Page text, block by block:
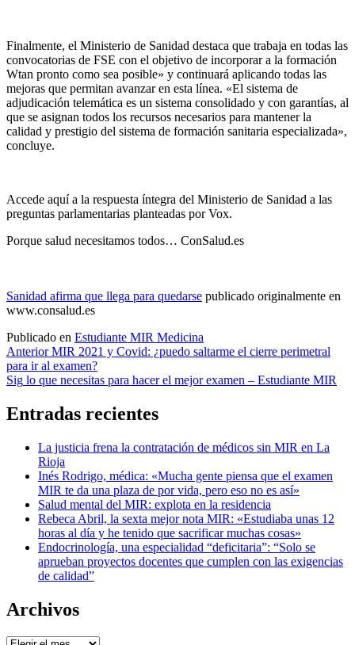
Finalmente, el Ministerio de Sanidad destaca que trabaja en todas las
convocatorias de FSE con el objetivo de incorporar a la formación
Wtan pronto como sea posible» y continuará aplicando todas las
mejoras que permitan avanzar en esta línea. «El sistema de
adjudicación telemática es un sistema consolidado y con garantías, al
que se asignan todos los recursos necesarios para mantener la
calidad y prestigio del sistema de formación sanitaria especializada»,
concluye.
Accede aquí a la respuesta íntegra del Ministerio de Sanidad a las
preguntas parlamentarias planteadas por Vox.
Porque salud necesitamos todos… ConSalud.es
Sanidad afirma que llega para quedarse publicado originalmente en
www.consalud.es
Publicado en Estudiante MIR Medicina
Navegación
de
Anterior MIR 2021 y Covid: ¿puedo saltarme el cierre perimetral
para ir al examen?
Sig lo que necesitas para hacer el mejor examen – Estudiante MIR
Entradas recientes
La justicia frena la contratación de médicos sin MIR en La
Rioja
Inés Rodrigo, médica: «Mucha gente piensa que el examen
MIR te da una plaza de por vida, pero eso no es así»
Salud mental del MIR: explota en la residencia
Rebeca Abril, la sexta mejor nota MIR: «Estudiaba unas 12
horas al día y he tenido que sacrificar muchas cosas»
Endocrinología, una especialidad “deficitaria”: “Solo se
aprueban proyectos docentes que cumplen con las exigencias
de calidad”
Archivos
Archivos